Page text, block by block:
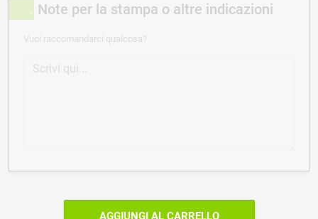
Note per la stampa o altre indicazioni
Vuoi raccomandarci qualcosa?
AGGIUNGI AL CARRELLO